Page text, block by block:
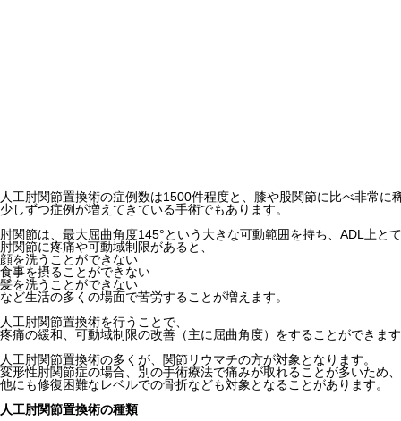
人工肘関節置換術の症例数は1500件程度と、膝や股関節に比べ非常に
少しずつ症例が増えてきている手術でもあります。
肘関節は、最大屈曲角度145°という大きな可動範囲を持ち、ADL上と
肘関節に疼痛や可動域制限があると、
顔を洗うことができない
食事を摂ることができない
髪を洗うことができない
など生活の多くの場面で苦労することが増えます。
人工肘関節置換術を行うことで、
疼痛の緩和、可動域制限の改善（主に屈曲角度）をすることができま
人工肘関節置換術の多くが、関節リウマチの方が対象となります。
変形性肘関節症の場合、別の手術療法で痛みが取れることが多いため
他にも修復困難なレベルでの骨折なども対象となることがあります。
人工肘関節置換術の種類